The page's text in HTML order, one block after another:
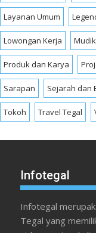
Layanan Umum
Lowongan Kerja
Produk dan Karya
Sarapan Sejarah dan
Tokoh Travel Tegal
Infotegal
Infotegal
Tegal yang